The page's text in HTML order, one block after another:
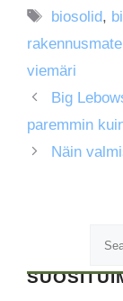
biosolid,
viemäri
Big
paremmin
Näin